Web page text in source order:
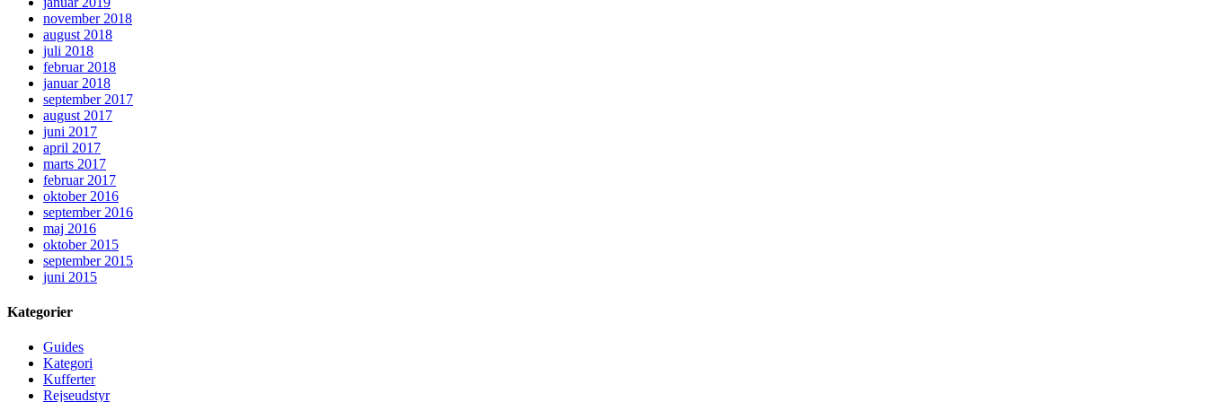
november 2018
august 2018
juli 2018
februar 2018
januar 2018
september 2017
august 2017
juni 2017
april 2017
marts 2017
februar 2017
oktober 2016
september 2016
maj 2016
oktober 2015
september 2015
juni 2015
Kategorier
Guides
Kategori
Kufferter
Rejseudstyr